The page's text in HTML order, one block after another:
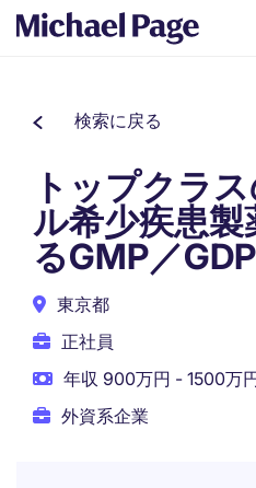
検索に戻る
トップクラ
ル希少疾患
るGMP／
東京都
正社員
年収 900万円 - 1500万
外資系企業